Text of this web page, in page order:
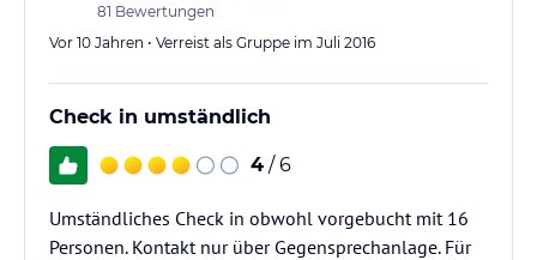
81 Bewertungen
Vor 10 Jahren • Verreist als Gruppe im Juli 2016
Check in umständlich
4 / 6
Umständliches Check in obwohl vorgebucht mit 16
Personen. Kontakt nur über Gegensprechanlage. Für